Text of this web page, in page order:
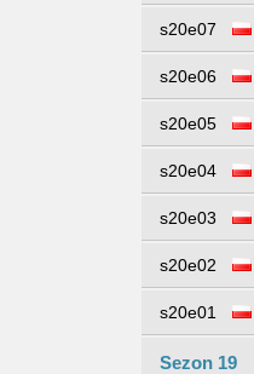
s20e07
s20e06
s20e05
s20e04
s20e03
s20e02
s20e01
Sezon 19